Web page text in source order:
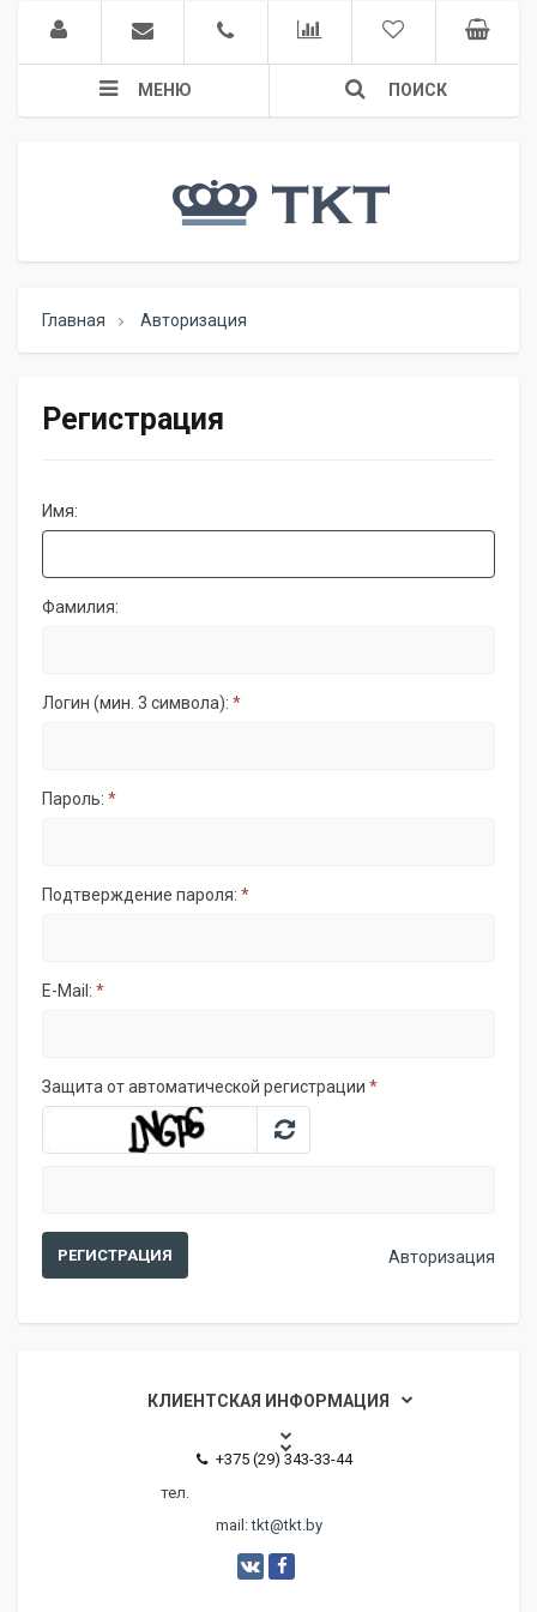
МЕНЮ ПОИСК
Главная Авторизация
Регистрация
Имя:
Фамилия:
Логин (мин. 3 символа): *
Пароль: *
Подтверждение пароля: *
E-Mail: *
Защита от автоматической регистрации *
Авторизация
КЛИЕНТСКАЯ ИНФОРМАЦИЯ
тел.
+375 (29) 343-33-44
mail:tkt@tkt.by